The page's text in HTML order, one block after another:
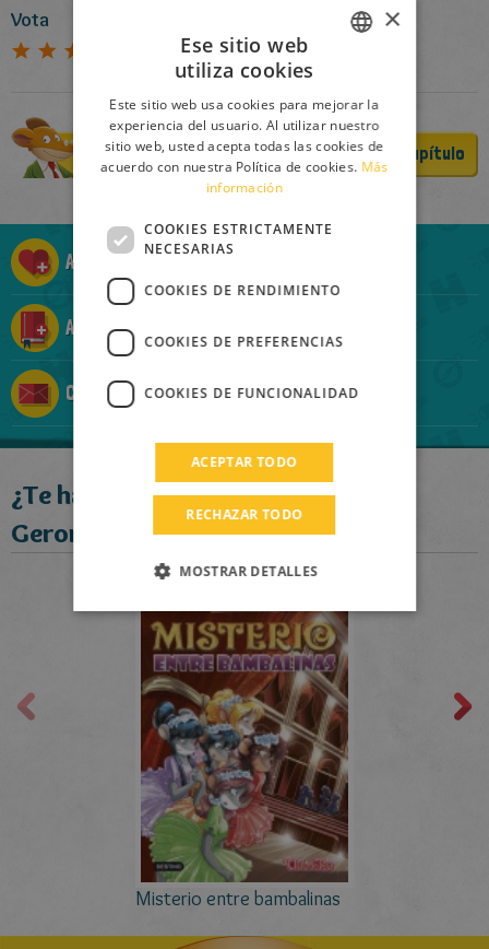
Vota
7Votos)
Comprar Lee un capítulo
Añadir a la Ratolista
Añadir a la Ratocolección
Contárselo a un amigo
¿Te ha gustado este libro?
Geronimo recomienda:
Misterio entre bambalinas
ITALIAN
ENGLISH
FRENCH
SPANISH
HUNGARIAN
PORTUGUESE
DUTCH
×
Ese sitio web
utiliza cookies
Este sitio web usa cookies para mejorar la
experiencia del usuario. Al utilizar nuestro
sitio web, usted acepta todas las cookies de
acuerdo con nuestra Política de cookies. Más
información
COOKIES ESTRICTAMENTE
NECESARIAS
COOKIES DE RENDIMIENTO
COOKIES DE PREFERENCIAS
COOKIES DE FUNCIONALIDAD
ACEPTAR TODO
RECHAZAR TODO
MOSTRAR DETALLES